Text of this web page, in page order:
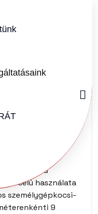
költségtérítése
tulajdonú
célú használata
személygépkocsi-
9